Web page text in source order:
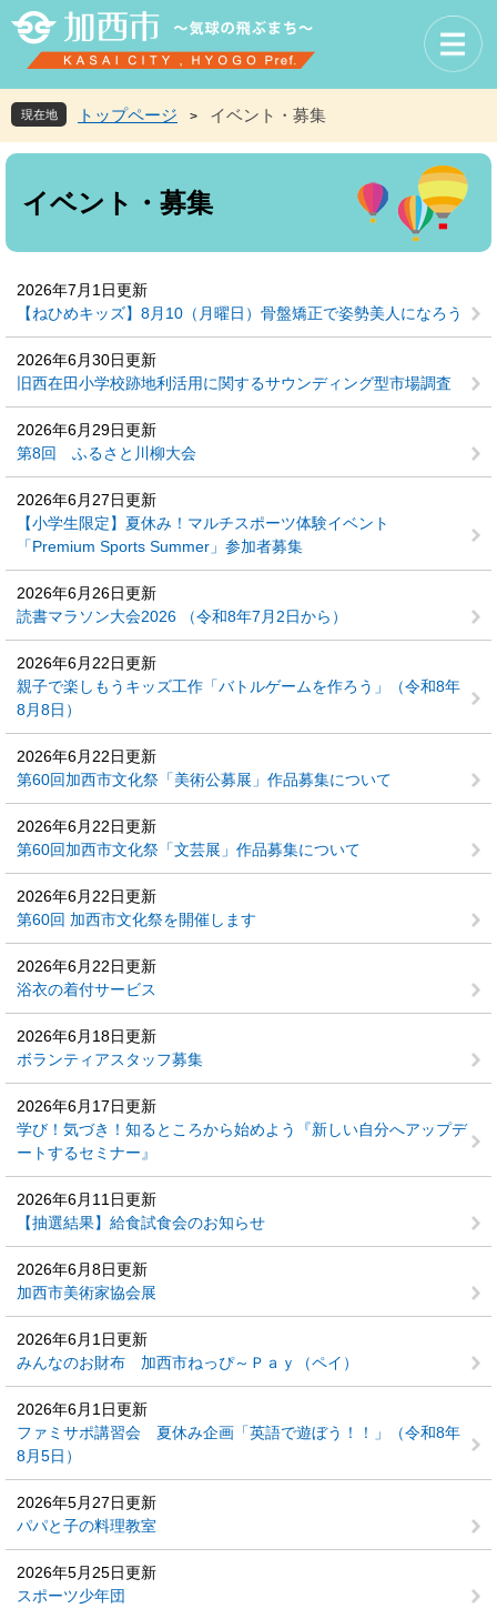
先
頭
で
を
飛
ば
文
現在地 トップページ > イベント・募集
本
イベント・募集
2026年7月1日更新
【ねひめキッズ】8月10（月曜日）骨盤矯正で姿勢美人になろう
2026年6月30日更新
旧西在田小学校跡地利活用に関するサウンディング型市場調査
2026年6月29日更新
第8回 ふるさと川柳大会
2026年6月27日更新
【小学生限定】夏休み！マルチスポーツ体験イベント
「Premium Sports Summer」参加者募集
2026年6月26日更新
読書マラソン大会2026 （令和8年7月2日から）
2026年6月22日更新
親子で楽しもうキッズ工作「バトルゲームを作ろう」（令和8年
8月8日）
2026年6月22日更新
第60回加西市文化祭「美術公募展」作品募集について
2026年6月22日更新
第60回加西市文化祭「文芸展」作品募集について
2026年6月22日更新
第60回 加西市文化祭を開催します
2026年6月22日更新
浴衣の着付サービス
2026年6月18日更新
ボランティアスタッフ募集
2026年6月17日更新
学び！気づき！知るところから始めよう『新しい自分へアップデ
ートするセミナー』
2026年6月11日更新
【抽選結果】給食試食会のお知らせ
2026年6月8日更新
加西市美術家協会展
2026年6月1日更新
みんなのお財布 加西市ねっぴ～Ｐａｙ（ペイ）
2026年6月1日更新
ファミサポ講習会 夏休み企画「英語で遊ぼう！！」（令和8年
8月5日）
2026年5月27日更新
パパと子の料理教室
2026年5月25日更新
スポーツ少年団